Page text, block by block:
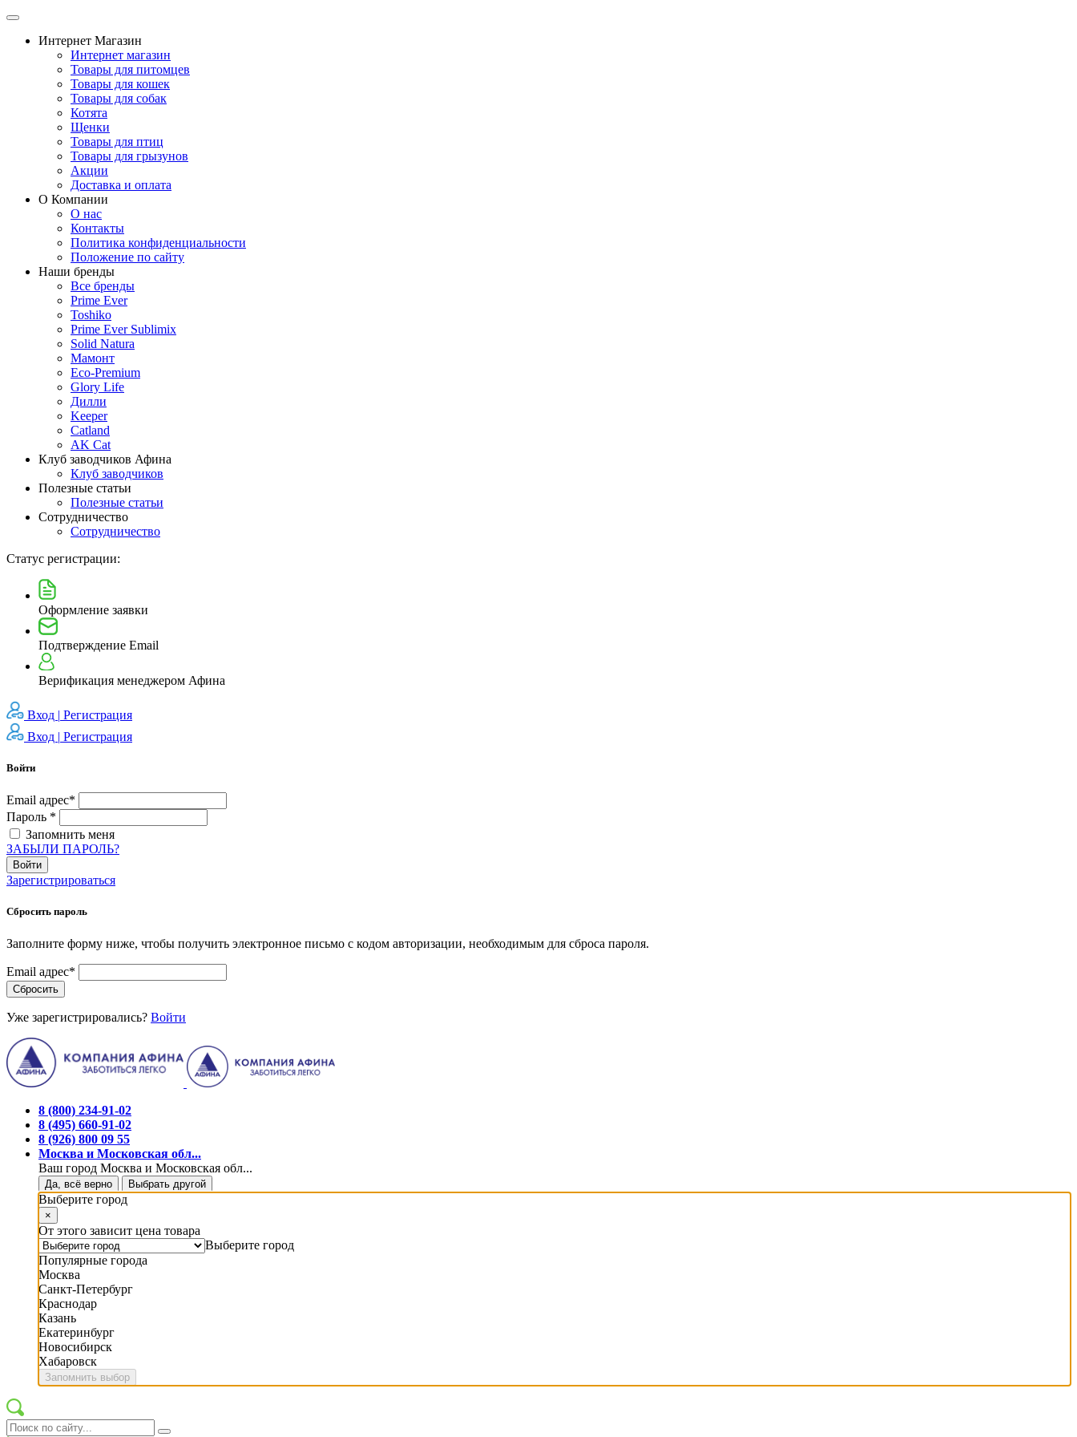
Интернет Магазин
Интернет магазин
Товары для питомцев
Товары для кошек
Товары для собак
Котята
Щенки
Товары для птиц
Товары для грызунов
Акции
Доставка и оплата
О Компании
О нас
Контакты
Политика конфиденциальности
Положение по сайту
Наши бренды
Все бренды
Prime Ever
Toshiko
Prime Ever Sublimix
Solid Natura
Мамонт
Eco-Premium
Glory Life
Дилли
Keeper
Catland
AK Cat
Клуб заводчиков Афина
Клуб заводчиков
Полезные статьи
Полезные статьи
Сотрудничество
Сотрудничество
Статус регистрации:
Оформление заявки
Подтверждение Email
Верификация менеджером Афина
Вход | Регистрация
Вход | Регистрация
Войти
Email адрес*
Пароль *
Запомнить меня
ЗАБЫЛИ ПАРОЛЬ?
Войти
Зарегистрироваться
Сбросить пароль
Заполните форму ниже, чтобы получить электронное письмо с кодом авторизации, необходимым для сброса пароля.
Email адрес*
Сбросить
Уже зарегистрировались? Войти
8 (800) 234-91-02
8 (495) 660-91-02
8 (926) 800 09 55
Москва и Московская обл...
Ваш город Москва и Московская обл...
Да, всё верно Выбрать другой
Выберите город
×
От этого зависит цена товара
Выберите город
Популярные города
Москва
Санкт-Петербург
Краснодар
Казань
Екатеринбург
Новосибирск
Хабаровск
Запомнить выбор